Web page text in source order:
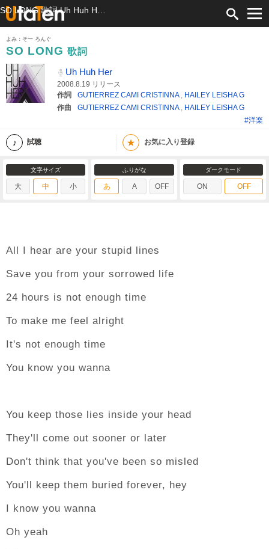
よみ：そー ろんぐ
SO LONG 歌詞
Uh Huh Her
2008.8.19 リリース
作詞
GUTIERREZ CAMI CRISTINNA , HAILEY LEISHA G
作曲
GUTIERREZ CAMI CRISTINNA , HAILEY LEISHA G
#洋楽
試聴 ★ お気に入り登録
文字サイズ
大 中 小
ふりがな
あ A OFF
ダークモード
ON OFF
All I hear are your stupid lines
Save you from your sorrowed life
24 hours is not enough time
To make me feel alright
It's not enough time
You know you wanna
You keep those lies inside your head
They'll come out sooner or later
Don't think that you've been so misled
You'll keep them buried forever, hey
I know you wanna
Oh yeah